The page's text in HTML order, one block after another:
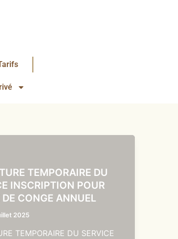
TEMPORAIRE DU
INSCRIPTION POUR
CONGE ANNUEL
2025
TEMPORAIRE DU SERVICE